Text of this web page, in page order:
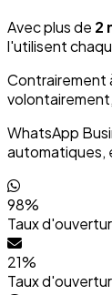
Avec plus de 2
l'utilisent
Contrairement
WhatsApp
automatiques,
98%
Taux
21%
Taux